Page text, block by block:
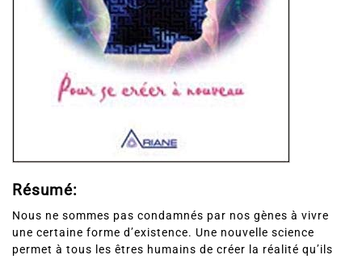
Résumé:
Nous ne sommes pas condamnés par nos gènes à vivre
une certaine forme d’existence. Une nouvelle science
permet à tous les êtres humains de créer la réalité qu’ils